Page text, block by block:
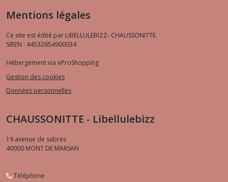
Mentions légales
Ce site est édité par LIBELLULEBIZZ- CHAUSSONITTE.
SIREN : 44532654900034
Hébergement via eProShopping
Gestion des cookies
Données personnelles
CHAUSSONITTE - Libellulebizz
19 avenue de sabres
40000 MONT DE MARSAN
Téléphone